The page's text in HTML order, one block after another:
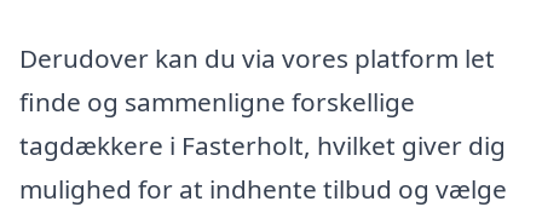
Derudover kan du via vores platform let
finde og sammenligne forskellige
tagdækkere i Fasterholt, hvilket giver dig
mulighed for at indhente tilbud og vælge